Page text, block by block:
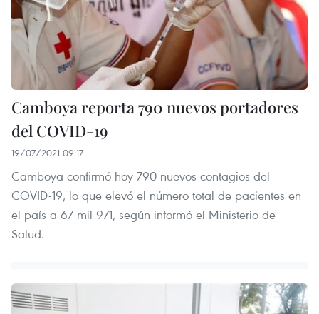
Camboya reporta 790 nuevos portadores
del COVID-19
19/07/2021 09:17
Camboya confirmó hoy 790 nuevos contagios del
COVID-19, lo que elevó el número total de pacientes en
el país a 67 mil 971, según informó el Ministerio de
Salud.